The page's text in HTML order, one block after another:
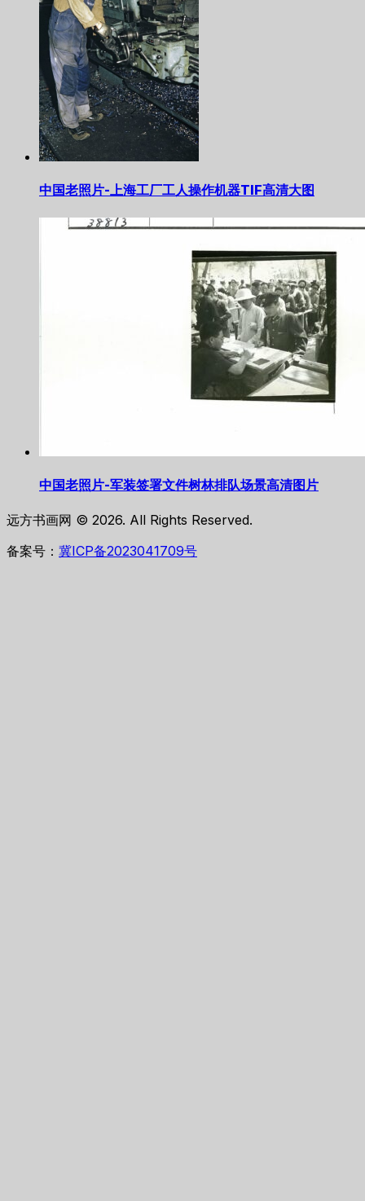
中国老照片-上海工厂工人操作机器TIF高清大图
中国老照片-军装签署文件树林排队场景高清图片
远方书画网 © 2026. All Rights Reserved.
备案号： 冀ICP备2023041709号